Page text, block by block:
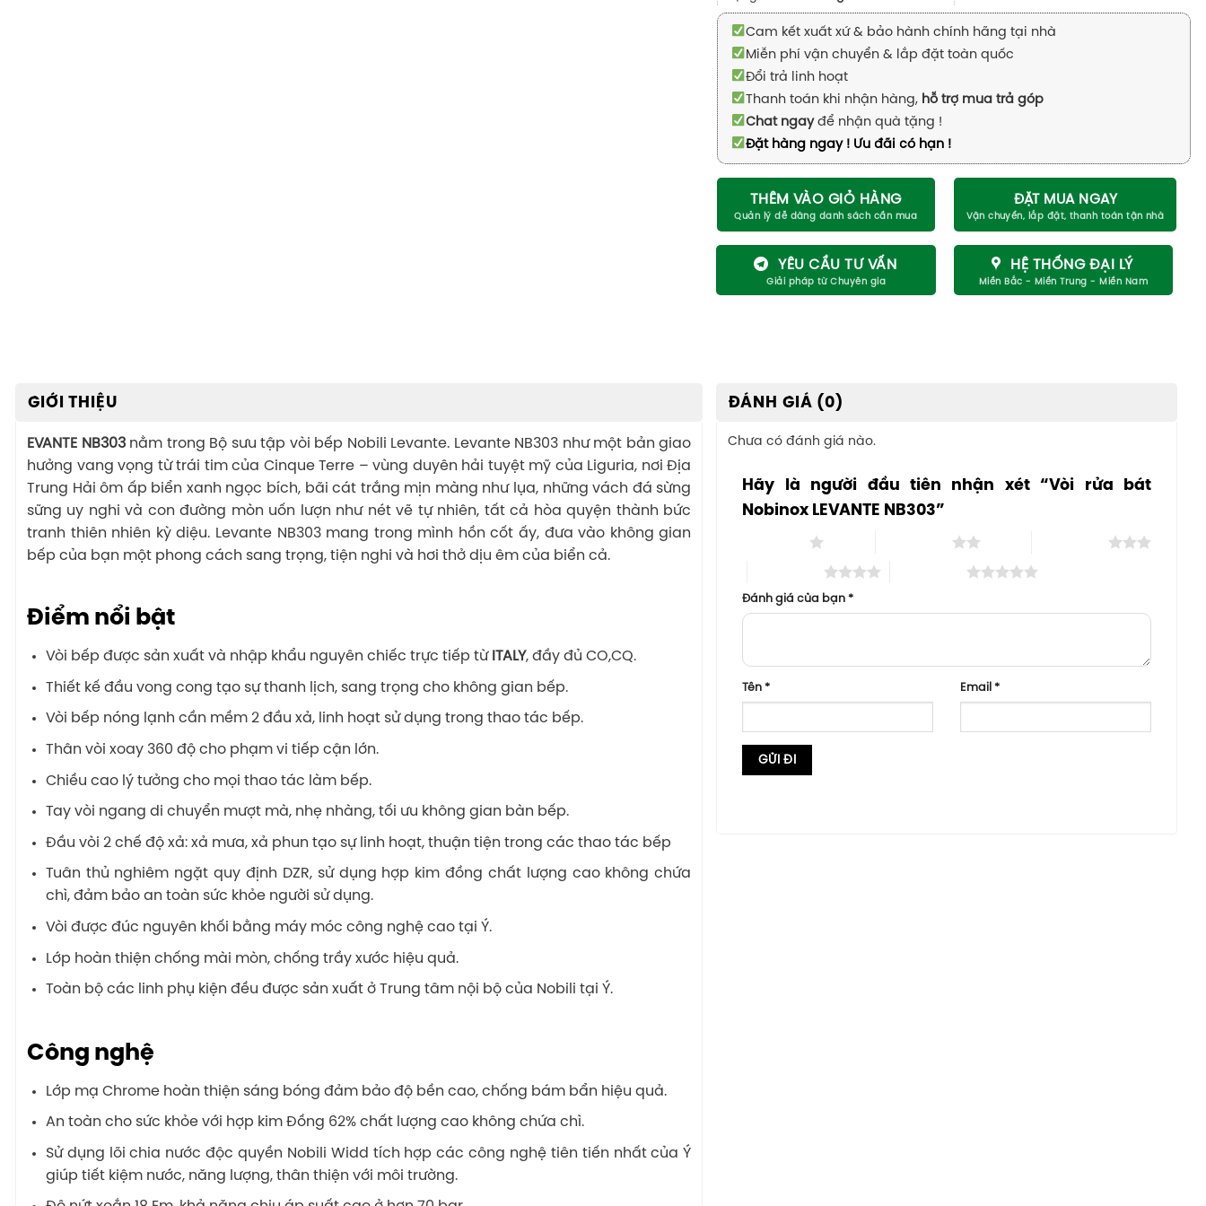
Cam kết xuất xứ & bảo hành chính hãng tại nhà
Miễn phí vận chuyển & lắp đặt toàn quốc
Đổi trả linh hoạt
Thanh toán khi nhận hàng, hỗ trợ mua trả góp
Chat ngayđể nhận quà tặng !
Đặt hàng ngay ! Ưu đãi có hạn !
THÊM VÀO GIỎ HÀNG ĐẶT MUA NGAY
YÊU CẦU TƯ VẤN HỆ THỐNG ĐẠI LÝ
GIỚI THIỆU
EVANTE NB303nằm trong Bộ sưu tập vòi bếp Nobili Levante. Levante NB303 như một bản giao
hưởng vang vọng từ trái tim của Cinque Terre – vùng duyên hải tuyệt mỹ của Liguria, nơi Địa
Trung Hải ôm ấp biển xanh ngọc bích, bãi cát trắng mịn màng như lụa, những vách đá sừng
sững uy nghi và con đường mòn uốn lượn như nét vẽ tự nhiên, tất cả hòa quyện thành bức
tranh thiên nhiên kỳ diệu. Levante NB303 mang trong mình hồn cốt ấy, đưa vào không gian
bếp của bạn một phong cách sang trọng, tiện nghi và hơi thở dịu êm của biển cả.
Điểm nổi bật
Vòi bếp được sản xuất và nhập khẩu nguyên chiếc trực tiếp từITALY, đầy đủ CO,CQ.
Thiết kế đầu vong cong tạo sự thanh lịch, sang trọng cho không gian bếp.
Vòi bếp nóng lạnh cần mềm 2 đầu xả, linh hoạt sử dụng trong thao tác bếp.
Thân vòi xoay 360 độ cho phạm vi tiếp cận lớn.
Chiều cao lý tưởng cho mọi thao tác làm bếp.
Tay vòi ngang di chuyển mượt mà, nhẹ nhàng, tối ưu không gian bàn bếp.
Đầu vòi 2 chế độ xả: xả mưa, xả phun tạo sự linh hoạt, thuận tiện trong các thao tác bếp
Tuân thủ nghiêm ngặt quy định DZR, sử dụng hợp kim đồng chất lượng cao không chứa
chì, đảm bảo an toàn sức khỏe người sử dụng.
Vòi được đúc nguyên khối bằng máy móc công nghệ cao tại Ý.
Lớp hoàn thiện chống mài mòn, chống trầy xước hiệu quả.
Toàn bộ các linh phụ kiện đều được sản xuất ở Trung tâm nội bộ của Nobili tại Ý.
Công nghệ
Lớp mạ Chrome hoàn thiện sáng bóng đảm bảo độ bền cao, chống bám bẩn hiệu quả.
An toàn cho sức khỏe với hợp kim Đồng 62% chất lượng cao không chứa chì.
Sử dụng lõi chia nước độc quyền Nobili Widd tích hợp các công nghệ tiên tiến nhất của Ý
giúp tiết kiệm nước, năng lượng, thân thiện với môi trường.
ĐÁNH GIÁ (0)
Chưa có đánh giá nào.
Hãy là người đầu tiên nhận xét “Vòi rửa bát
Nobinox LEVANTE NB303”
Đánh giá của bạn*
Tên* Email*